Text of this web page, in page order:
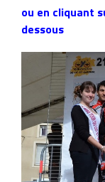
ou en cliquant
dessous